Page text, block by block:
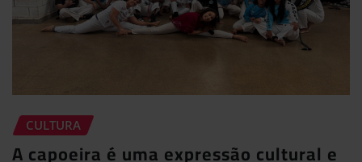
CULTURA
A capoeira é uma expressão cultural e